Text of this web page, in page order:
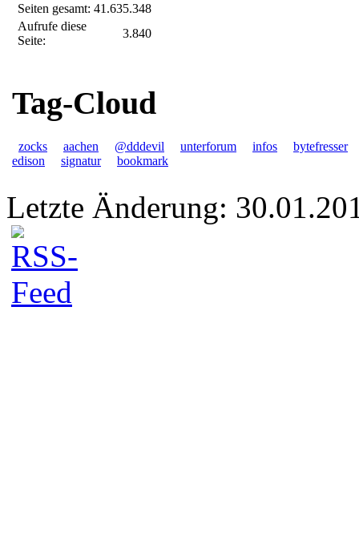
Seiten gesamt: 41.635.348
Aufrufe diese
Seite:
3.840
Tag-Cloud
zocks aachen @dddevil unterforum infos
bytefresser
edison
signatur bookmark
Letzte Änderung: